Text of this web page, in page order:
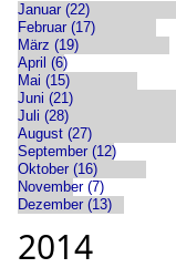
Januar (22)
Februar (17)
März (19)
April (6)
Mai (15)
Juni (21)
Juli (28)
August (27)
September (12)
Oktober (16)
November (7)
Dezember (13)
2014